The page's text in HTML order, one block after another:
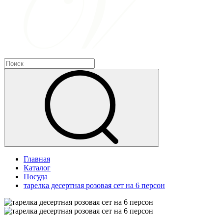
Главная
Каталог
Посуда
тарелка десертная розовая сет на 6 персон